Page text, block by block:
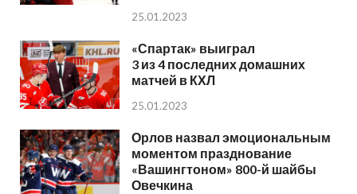
25.01.2023
«Спартак» выиграл
3 из 4 последних домашних
матчей в КХЛ
25.01.2023
Орлов назвал эмоциональным
моментом празднование
«Вашингтоном» 800-й шайбы
Овечкина